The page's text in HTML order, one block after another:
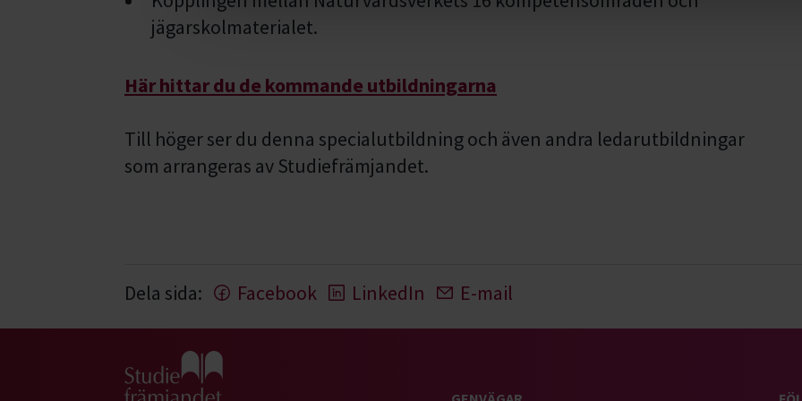
jägarskolmaterialet.
Här hittar du de kommande utbildningarna
Till höger ser du denna specialutbildning och även andra ledarutbildningar
som arrangeras av Studiefrämjandet.
Dela sida: Facebook LinkedIn E-mail
Gå till studiefrämjandets startsida